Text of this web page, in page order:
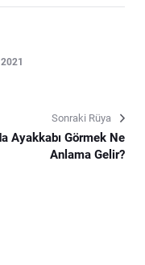
Sonraki Rüya
Ayakkabı Görmek Ne
Anlama Gelir?